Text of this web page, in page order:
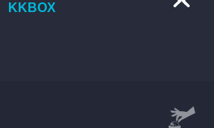
KKBOX